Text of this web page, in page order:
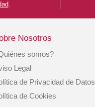
Support
.
Nosotros
somos?
Legal
de Privacidad de Datos
de Cookies